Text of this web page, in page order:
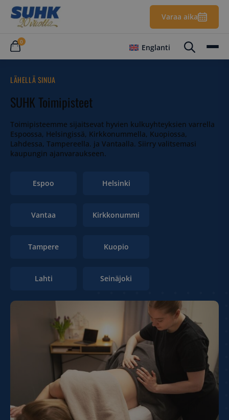
Varaa aika
0
Englanti
LÄHELLÄ SINUA
SUHK Toimipisteet
Toimipisteemme sijaitsevat hyvien kulkuyhteyksien varrella
Espoossa, Helsingissä, Kirkkonummella, Kuopiossa,
Lahdessa, Tampereella. ja Vantaalla. Siirry valitsemasi
kaupungin ajanvaraukseen.
Espoo Helsinki
Vantaa Kirkkonummi
Tampere Kuopio
Lahti Seinäjoki